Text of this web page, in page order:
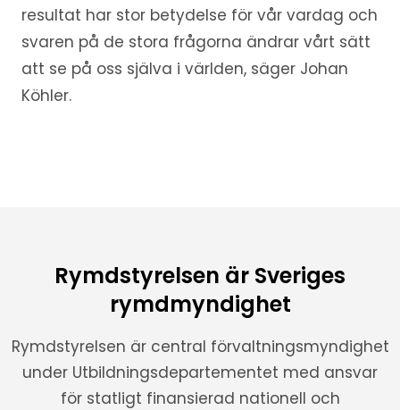
resultat har stor betydelse för vår vardag och
svaren på de stora frågorna ändrar vårt sätt
att se på oss själva i världen, säger Johan
Köhler.
Rymdstyrelsen är Sveriges
rymdmyndighet
Rymdstyrelsen är central förvaltningsmyndighet
under Utbildningsdepartementet med ansvar
för statligt finansierad nationell och